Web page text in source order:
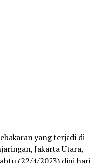
yang terjadi di
Jakarta Utara,
(22/4/2023) dini hari